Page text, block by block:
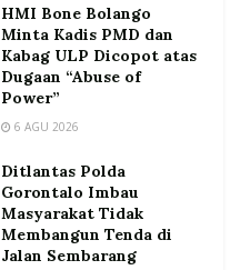
HMI Bone Bolango
Minta Kadis PMD dan
Kabag ULP Dicopot atas
Dugaan “Abuse of
Power”
6 AGU 2026
Ditlantas Polda
Gorontalo Imbau
Masyarakat Tidak
Membangun Tenda di
Jalan Sembarang